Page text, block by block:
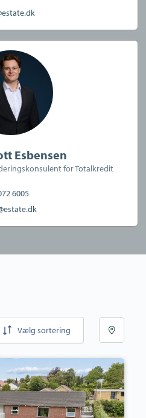
Esbensen
for Totalkredit
6005
Vælg sortering